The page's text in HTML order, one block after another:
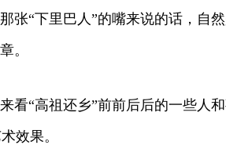
张“下里巴人”的嘴来说的话，
。
看“高祖还乡”前前后后的一些
效果。